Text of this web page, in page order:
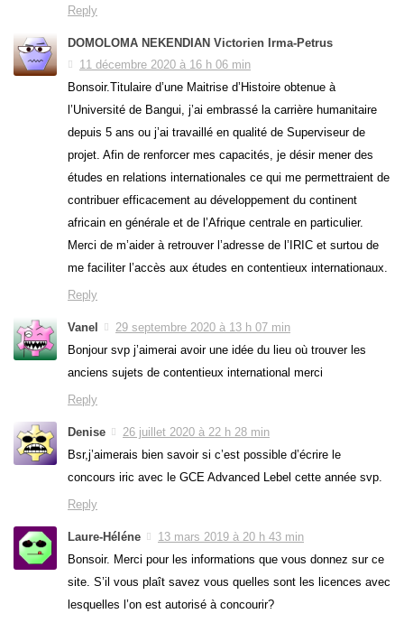
Reply
DOMOLOMA NEKENDIAN Victorien Irma-Petrus
11 décembre 2020 à 16 h 06 min
Bonsoir.Titulaire d’une Maitrise d’Histoire obtenue à
l’Université de Bangui, j’ai embrassé la carrière humanitaire
depuis 5 ans ou j’ai travaillé en qualité de Superviseur de
projet. Afin de renforcer mes capacités, je désir mener des
études en relations internationales ce qui me permettraient de
contribuer efficacement au développement du continent
africain en générale et de l’Afrique centrale en particulier.
Merci de m’aider à retrouver l’adresse de l’IRIC et surtou de
me faciliter l’accès aux études en contentieux internationaux.
Reply
Vanel
29 septembre 2020 à 13 h 07 min
Bonjour svp j’aimerai avoir une idée du lieu où trouver les
anciens sujets de contentieux international merci
Reply
Denise
26 juillet 2020 à 22 h 28 min
Bsr,j’aimerais bien savoir si c’est possible d’écrire le
concours iric avec le GCE Advanced Lebel cette année svp.
Reply
Laure-Héléne
13 mars 2019 à 20 h 43 min
Bonsoir. Merci pour les informations que vous donnez sur ce
site. S’il vous plaît savez vous quelles sont les licences avec
lesquelles l’on est autorisé à concourir?